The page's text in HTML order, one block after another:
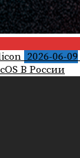
2026-06-09
В России